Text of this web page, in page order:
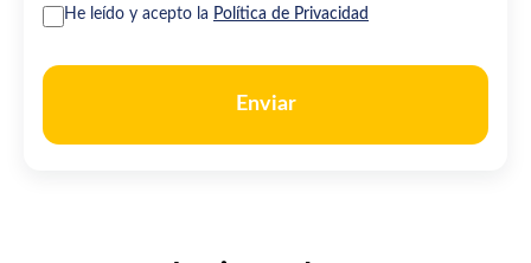
He leído y acepto la Política de Privacidad
Enviar